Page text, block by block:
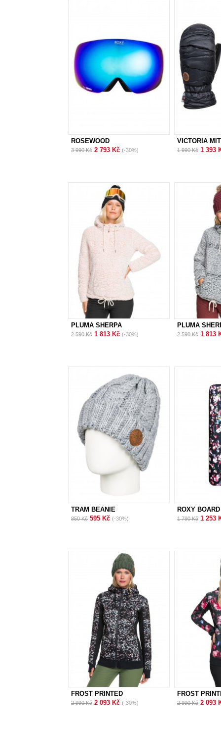
ROSEWOOD
3 990 Kč 2 793 Kč (-30%)
VICTORIA
1 990 Kč 1 393
PLUMA SHERPA
2 590 Kč 1 813 Kč (-30%)
PLUMA
2 590 Kč 1 813
TRAM BEANIE
850 Kč 595 Kč (-30%)
ROXY
1 790 Kč 1 253
FROST PRINTED
2 990 Kč 2 093 Kč (-30%)
FROST
2 990 Kč 2 093